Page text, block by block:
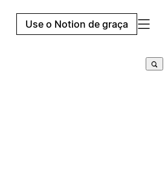
Use o Notion de graça